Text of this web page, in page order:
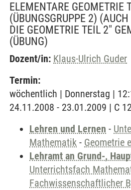
ELEMENTARE GEOMETRIE
(ÜBUNGSGRUPPE 2)
DIE GEOMETRIE TEIL 2"
(ÜBUNG)
Dozent/in: Klaus-Ulrich Guder
Termin:
wöchentlich | Donnerstag |
24.11.2008 - 23.01.2009 | C
Lehren und Lernen -
Mathematik - Geometrie
Lehramt an Grund-,
Unterrichtsfach
Fachwissenschaftlicher